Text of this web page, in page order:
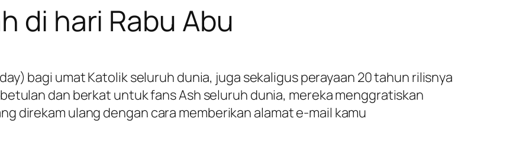
di hari Rabu Abu
bagi umat Katolik seluruh dunia, juga sekaligus perayaan 20 tahun rilisnya
dan berkat untuk fans Ash seluruh dunia, mereka menggratiskan
direkam ulang dengan cara memberikan alamat e-mail kamu